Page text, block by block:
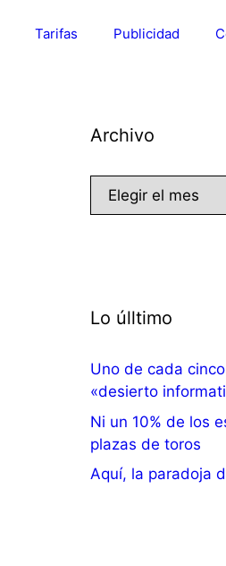
Tarifas Publicidad
Archivo
Archivo
Lo úlltimo
Uno de cada
«desierto
Ni un 10% de los
plazas de toros
Aquí, la paradoja